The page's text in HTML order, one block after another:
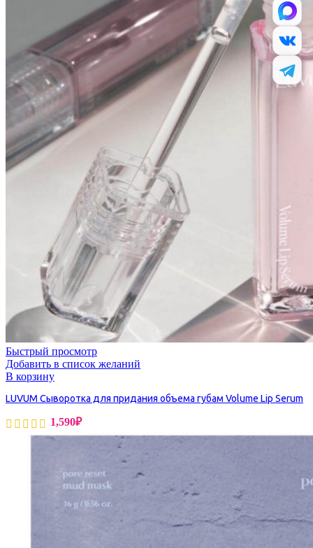
Быстрый просмотр
Добавить в список желаний
В корзину
LUVUM Сыворотка для придания объема губам Volume Lip Serum
1,590₽